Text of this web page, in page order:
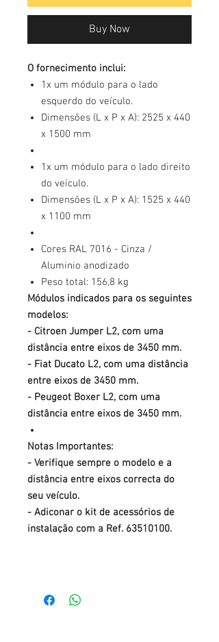
Buy Now
O fornecimento inclui:
1x um módulo para o lado
esquerdo do veículo.
Dimensões (L x P x A): 2525 x 440
x 1500 mm
1x um módulo para o lado direito
do veículo.
Dimensões (L x P x A): 1525 x 440
x 1100 mm
Cores RAL 7016 - Cinza /
Aluminio anodizado
Peso total: 156,8 kg
Módulos indicados para os seguintes
modelos:
- Citroen Jumper L2, com uma
distância entre eixos de 3450 mm.
- Fiat Ducato L2, com uma distância
entre eixos de 3450 mm.
- Peugeot Boxer L2, com uma
distância entre eixos de 3450 mm.
Notas Importantes:
- Verifique sempre o modelo e a
distância entre eixos correcta do
seu veículo.
- Adiconar o kit de acessórios de
instalação com a Ref. 63510100.